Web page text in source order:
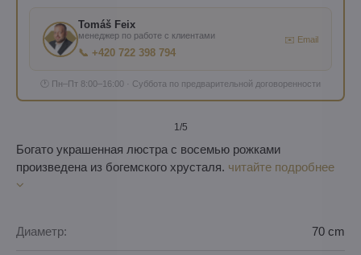
Tomáš Feix
менеджер по работе с клиентами
📞 +420 722 398 794
✉️ Email
🕐 Пн–Пт 8:00–16:00 · Суббота по предварительной договоренности
1/5
Богато украшенная люстра с восемью рожками
произведена из богемского хрусталя. читайте подробнее
Диаметр: 70 cm